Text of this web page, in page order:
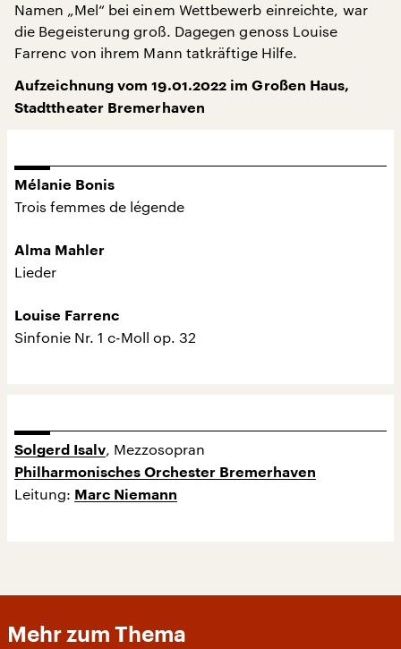
Namen „Mel“ bei einem Wettbewerb einreichte, war
die Begeisterung groß. Dagegen genoss Louise
Farrenc von ihrem Mann tatkräftige Hilfe.
Aufzeichnung vom 19.01.2022 im Großen Haus,
Stadttheater Bremerhaven
Mélanie Bonis
Trois femmes de légende
Alma Mahler
Lieder
Louise Farrenc
Sinfonie Nr. 1 c-Moll op. 32
Solgerd Isalv, Mezzosopran
Philharmonisches Orchester Bremerhaven
Leitung: Marc Niemann
Mehr zum Thema